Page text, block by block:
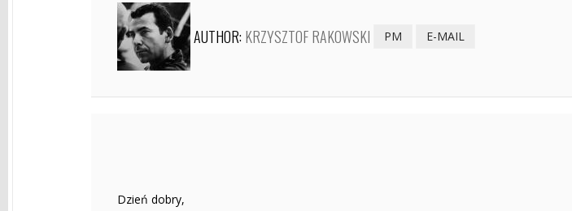
AUTHOR: KRZYSZTOF RAKOWSKI PM E-MAIL
Dzień dobry,